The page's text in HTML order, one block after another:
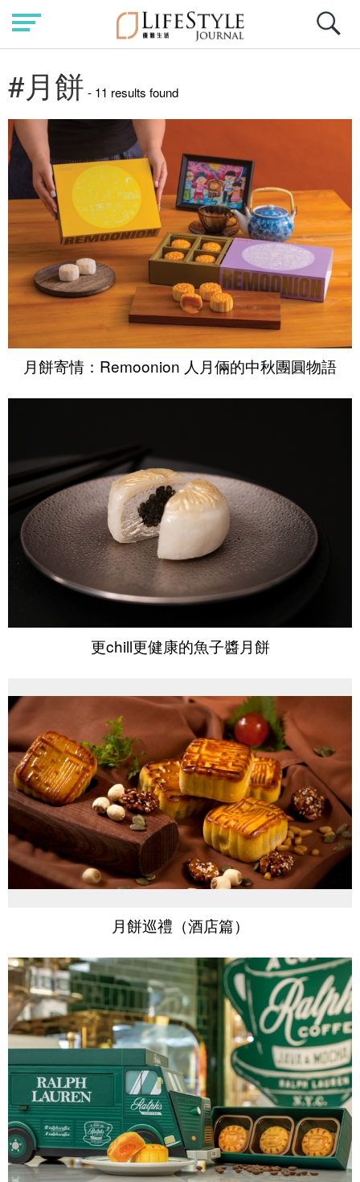
#月餅 - 11 results found
月餅寄情：Remoonion 人月倆的中秋團圓物語
更chill更健康的魚子醬月餅
月餅巡禮（酒店篇）